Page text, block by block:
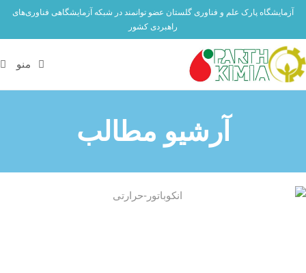
آزمایشگاه پارک علم و فناوری گلستان عضو توانمند در شبکه آزمایشگاهی فناوری‌های
راهبردی کشور
منو
آرشیو مطالب